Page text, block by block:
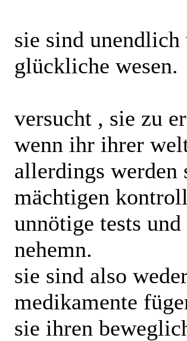
sie sind
glückliche wesen.
versucht , sie zu
wenn ihr ihrer
allerdings werden
mächtigen
unnötige tests
nehemn.
sie sind also
medikamente
sie ihren